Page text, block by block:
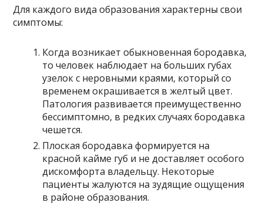
Для каждого вида образования характерны свои
симптомы:
Когда возникает обыкновенная бородавка,
то человек наблюдает на больших губах
узелок с неровными краями, который со
временем окрашивается в желтый цвет.
Патология развивается преимущественно
бессимптомно, в редких случаях бородавка
чешется.
Плоская бородавка формируется на
красной кайме губ и не доставляет особого
дискомфорта владельцу. Некоторые
пациенты жалуются на зудящие ощущения
в районе образования.